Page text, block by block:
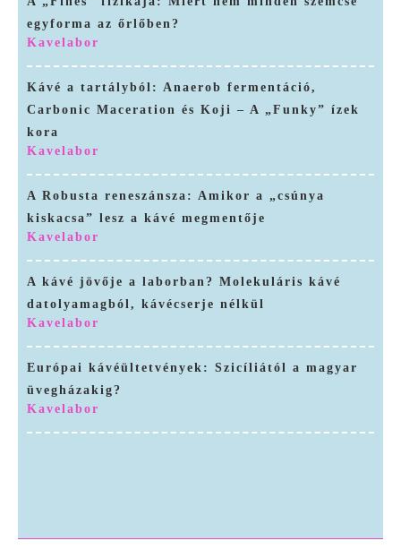
egyforma az őrlőben?
Kavelabor
Kávé a tartályból: Anaerob fermentáció,
Carbonic Maceration és Koji – A „Funky” ízek
kora
Kavelabor
A Robusta reneszánsza: Amikor a „csúnya
kiskacsa” lesz a kávé megmentője
Kavelabor
A kávé jövője a laborban? Molekuláris kávé
datolyamagból, kávécserje nélkül
Kavelabor
Európai kávéültetvények: Szicíliától a magyar
üvegházakig?
Kavelabor